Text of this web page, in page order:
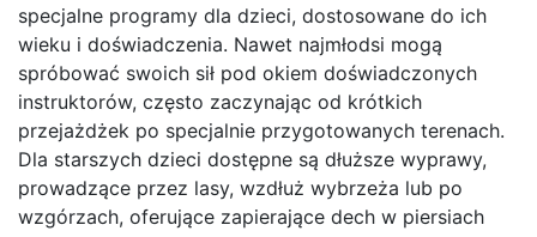
specjalne programy dla dzieci, dostosowane do ich
wieku i doświadczenia. Nawet najmłodsi mogą
spróbować swoich sił pod okiem doświadczonych
instruktorów, często zaczynając od krótkich
przejażdżek po specjalnie przygotowanych terenach.
Dla starszych dzieci dostępne są dłuższe wyprawy,
prowadzące przez lasy, wzdłuż wybrzeża lub po
wzgórzach, oferujące zapierające dech w piersiach